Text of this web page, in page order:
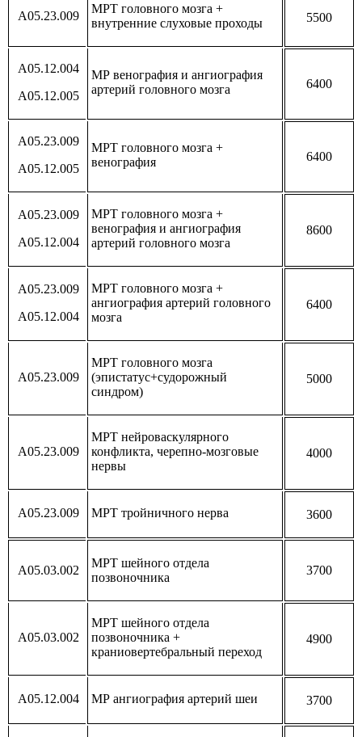
А05.23.009
МРТ головного мозга +
внутренние слуховые проходы
5500
А05.12.004
А05.12.005
МР венография и ангиография
артерий головного мозга
6400
А05.23.009
А05.12.005
МРТ головного мозга +
венография
6400
А05.23.009
А05.12.004
МРТ головного мозга +
венография и ангиография
артерий головного мозга
8600
А05.23.009
А05.12.004
МРТ головного мозга +
ангиография артерий головного
мозга
6400
А05.23.009
МРТ головного мозга
(эпистатус+судорожный
синдром)
5000
А05.23.009
МРТ нейроваскулярного
конфликта, черепно-мозговые
нервы
4000
А05.23.009 МРТ тройничного нерва 3600
А05.03.002
МРТ шейного отдела
позвоночника
3700
А05.03.002
МРТ шейного отдела
позвоночника +
краниовертебральный переход
4900
А05.12.004 МР ангиография артерий шеи 3700